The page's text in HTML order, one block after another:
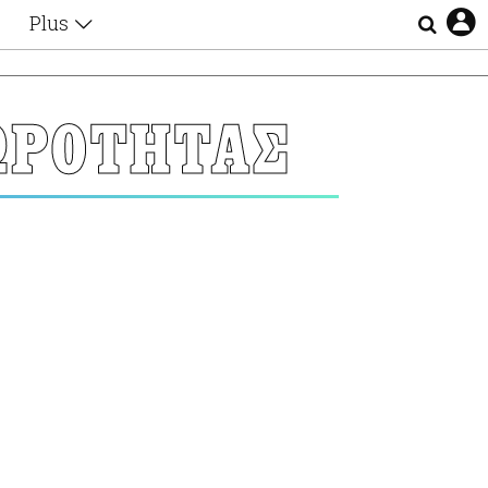
Plus
Αφιερώματα
Ζώδια